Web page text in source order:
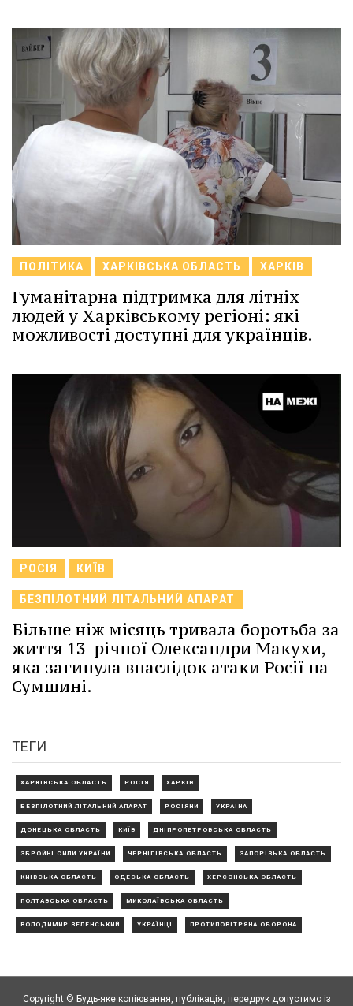
ПОЛІТИКА ХАРКІВСЬКА ОБЛАСТЬ ХАРКІВ
Гуманітарна підтримка для літніх
людей у Харківському регіоні: які
можливості доступні для українців.
РОСІЯ КИЇВ
БЕЗПІЛОТНИЙ ЛІТАЛЬНИЙ АПАРАТ
Більше ніж місяць тривала боротьба за
життя 13-річної Олександри Макухи,
яка загинула внаслідок атаки Росії на
Сумщині.
ТЕГИ
ХАРКІВСЬКА ОБЛАСТЬ РОСІЯ ХАРКІВ
БЕЗПІЛОТНИЙ ЛІТАЛЬНИЙ АПАРАТ РОСІЯНИ УКРАЇНА
ДОНЕЦЬКА ОБЛАСТЬ КИЇВ ДНІПРОПЕТРОВСЬКА ОБЛАСТЬ
ЗБРОЙНІ СИЛИ УКРАЇНИ ЧЕРНІГІВСЬКА ОБЛАСТЬ ЗАПОРІЗЬКА ОБЛАСТЬ
КИЇВСЬКА ОБЛАСТЬ ОДЕСЬКА ОБЛАСТЬ ХЕРСОНСЬКА ОБЛАСТЬ
ПОЛТАВСЬКА ОБЛАСТЬ МИКОЛАЇВСЬКА ОБЛАСТЬ
ВОЛОДИМИР ЗЕЛЕНСЬКИЙ УКРАЇНЦІ ПРОТИПОВІТРЯНА ОБОРОНА
Copyright © Будь-яке копiювання, публiкацiя, передрук допустимо із